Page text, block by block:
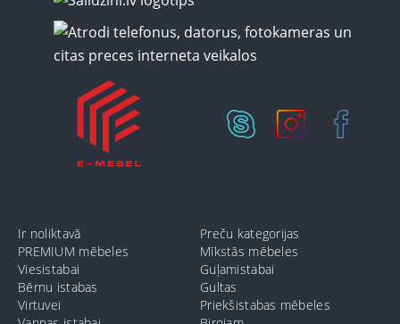
Ir noliktavā
Preču kategorijas
PREMIUM mēbeles
Mīkstās mēbeles
Viesistabai
Guļamistabai
Bērnu istabas
Gultas
Virtuvei
Priekšistabas mēbeles